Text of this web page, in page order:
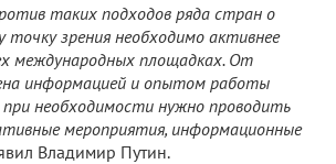
таких подходов ряда стран о
точку зрения необходимо активнее
международных площадках. От
информацией и опытом работы
необходимости нужно проводить
мероприятия, информационные
Владимир Путин.